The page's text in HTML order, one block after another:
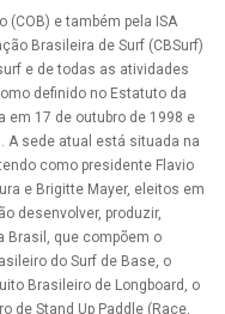
(COB) e também pela ISA
Brasileira de Surf (CBSurf)
e de todas as atividades
definido no Estatuto da
em 17 de outubro de 1998 e
A sede atual está situada na
como presidente Flavio
e Brigitte Mayer, eleitos em
desenvolver, produzir,
Brasil, que compõem o
do Surf de Base, o
Brasileiro de Longboard, o
de Stand Up Paddle (Race,